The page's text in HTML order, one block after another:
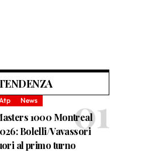
News
1000 Montreal
Bolelli/Vavassori
al primo turno